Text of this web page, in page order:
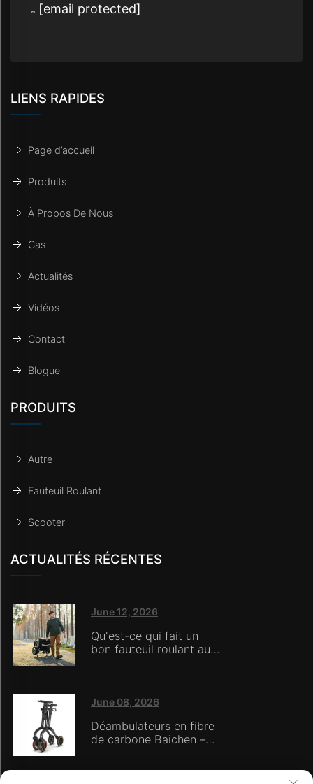
[email protected]
LIENS RAPIDES
Page d’accueil
Produits
À Propos De Nous
Cas
Actualités
Vidéos
Contact
Blogue
PRODUITS
Autre
Fauteuil Roulant
Scooter
ACTUALITÉS RÉCENTES
June 12, 2026
Qu'est-ce qui fait un
bon fauteuil roulant aux
June 08, 2026
Déambulateurs en fibre
de carbone Baichen –